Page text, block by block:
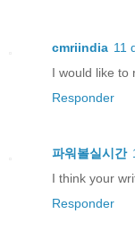
cmriindia 11
I would like to
Responder
파워볼실시간
I think your
Responder